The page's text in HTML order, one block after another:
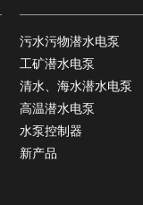
污水污物潜水电泵
工矿潜水电泵
清水、海水潜水电泵
高温潜水电泵
水泵控制器
新产品